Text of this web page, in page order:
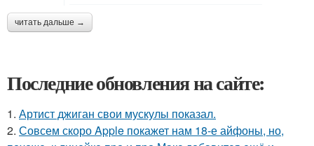
читать дальше →
Последние обновления на сайте:
1. Артист джиган свои мускулы показал.
2. Совсем скоро Apple покажет нам 18-е айфоны, но,